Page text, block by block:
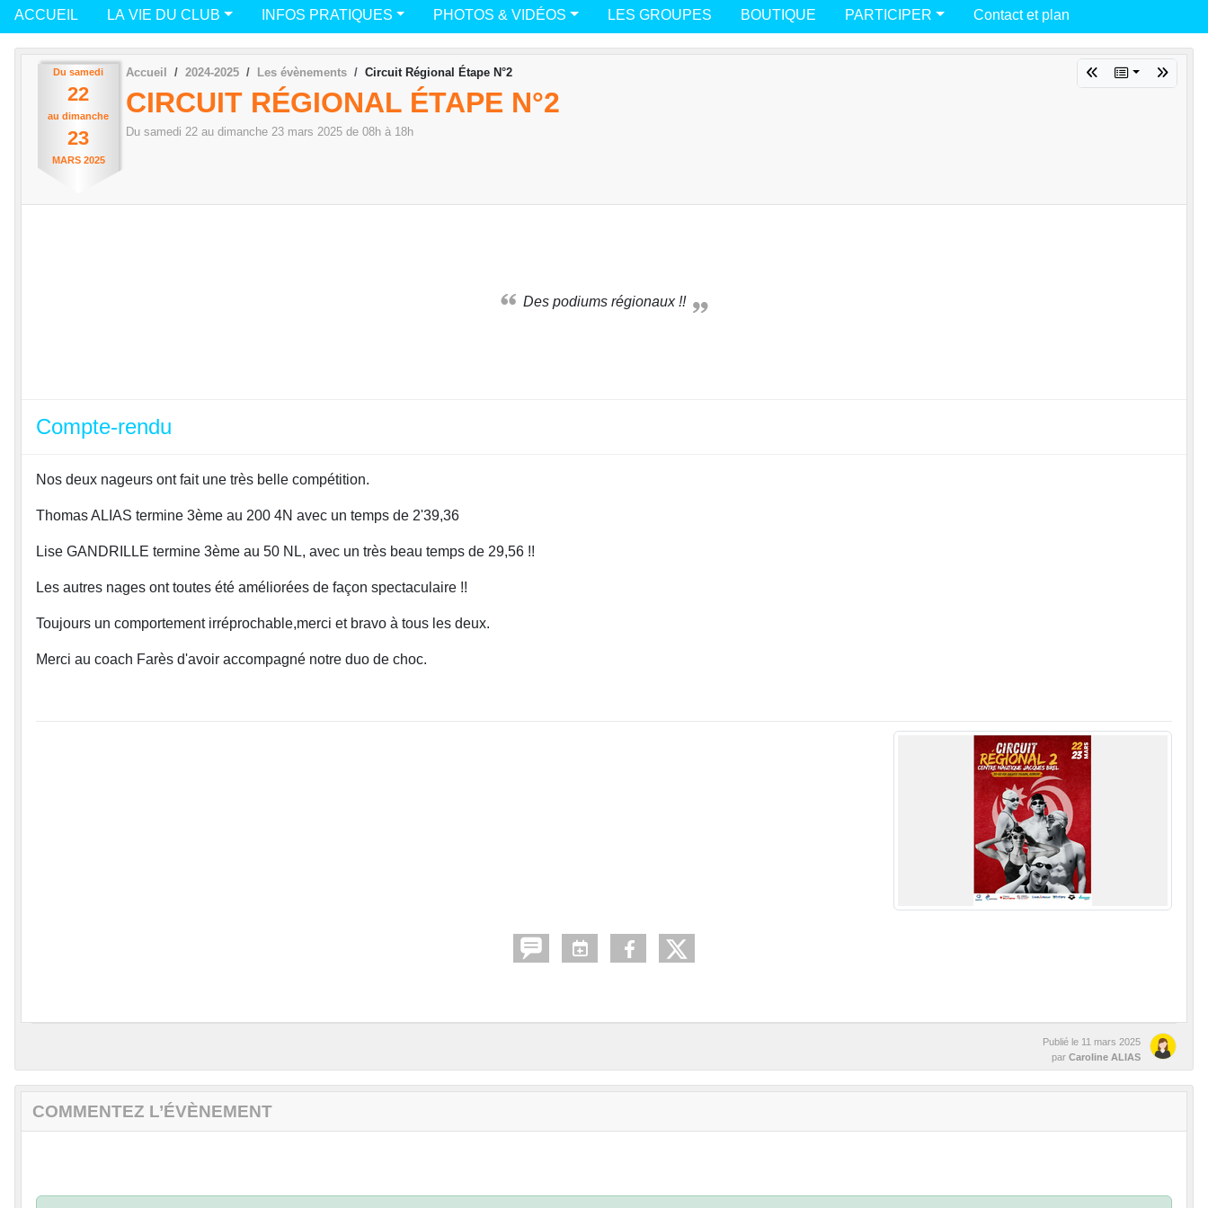
ACCUEIL LA VIE DU CLUB INFOS PRATIQUES PHOTOS & VIDÉOS LES GROUPES BOUTIQUE PARTICIPER Contact et plan
Du samedi
22
au dimanche
23
MARS 2025
Accueil 2024-2025 Les évènements Circuit Régional Étape N°2
CIRCUIT RÉGIONAL ÉTAPE N°2
Du samedi 22 au dimanche 23 mars 2025 de 08h à 18h
Des podiums régionaux !!
Compte-rendu
Nos deux nageurs ont fait une très belle compétition.
Thomas ALIAS termine 3ème au 200 4N avec un temps de 2'39,36
Lise GANDRILLE termine 3ème au 50 NL, avec un très beau temps de 29,56 !!
Les autres nages ont toutes été améliorées de façon spectaculaire !!
Toujours un comportement irréprochable,merci et bravo à tous les deux.
Merci au coach Farès d'avoir accompagné notre duo de choc.
Publié le 11 mars 2025
par Caroline ALIAS
COMMENTEZ L’ÉVÈNEMENT